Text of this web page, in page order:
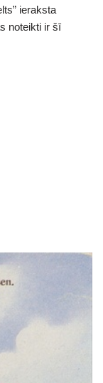
ieraksta
noteikti ir šī